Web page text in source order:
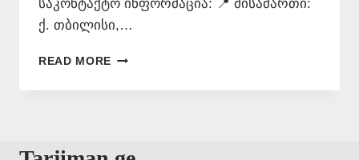
საკონტაქტო ინფორმაცია: 📍 მისამართი:
ქ. თბილისი,…
READ MORE ᲡᲞᲐᲠᲡᲣᲚᲘ
ᲗᲐᲠᲯᲘᲛᲐᲜᲘ